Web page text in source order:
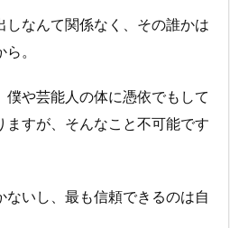
なんて関係なく、その誰かは
。
や芸能人の体に憑依でもして
すが、そんなこと不可能です
いし、最も信頼できるのは自